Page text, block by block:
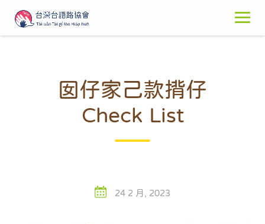
content
囡仔家己款揹仔
Check List
24 2 月, 2023